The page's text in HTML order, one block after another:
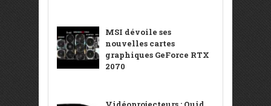
MSI dévoile ses
nouvelles cartes
graphiques GeForce RTX
2070